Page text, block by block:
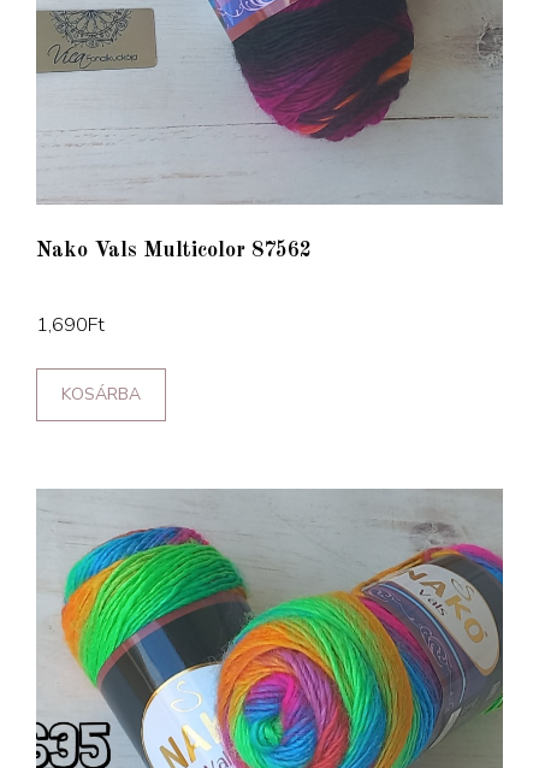
Nako Vals Multicolor 87562
1,690Ft
KOSÁRBA